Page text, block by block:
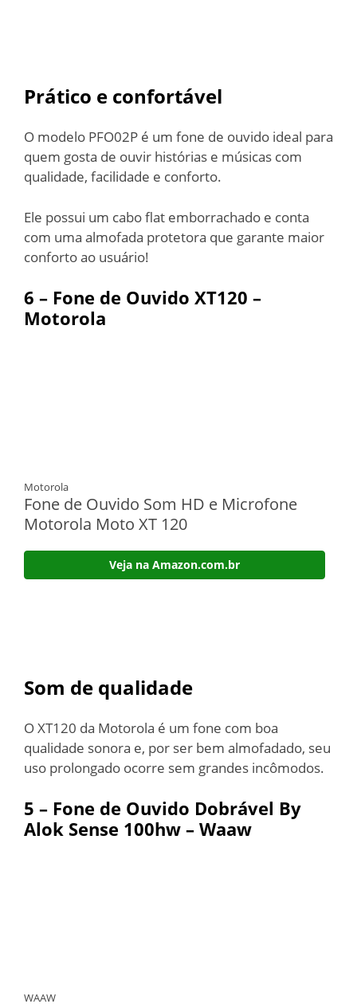
Prático e confortável
O modelo PFO02P é um fone de ouvido ideal para
quem gosta de ouvir histórias e músicas com
qualidade, facilidade e conforto.
Ele possui um cabo flat emborrachado e conta
com uma almofada protetora que garante maior
conforto ao usuário!
6 – Fone de Ouvido XT120 –
Motorola
Motorola
Fone de Ouvido Som HD e Microfone
Motorola Moto XT 120
Veja na Amazon.com.br
Som de qualidade
O XT120 da Motorola é um fone com boa
qualidade sonora e, por ser bem almofadado, seu
uso prolongado ocorre sem grandes incômodos.
5 – Fone de Ouvido Dobrável By
Alok Sense 100hw – Waaw
WAAW